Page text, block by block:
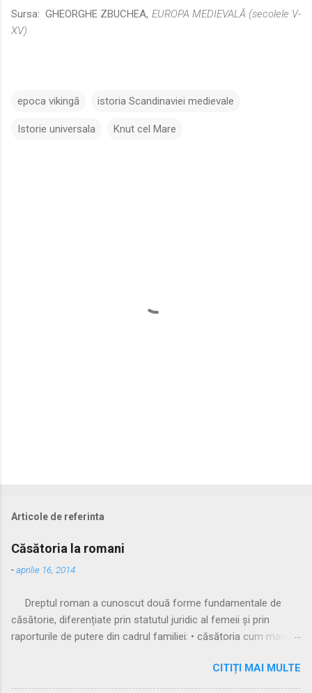
Sursa: GHEORGHE ZBUCHEA, EUROPA MEDIEVALĂ (secolele V-
XV)
epoca vikingă istoria Scandinaviei medievale
Istorie universala Knut cel Mare
Articole de referinta
Căsătoria la romani
-aprilie 16, 2014
Dreptul roman a cunoscut două forme fundamentale de
căsătorie, diferențiate prin statutul juridic al femeii și prin
raporturile de putere din cadrul familiei: • căsătoria cum manus
și practicată a fost căsătoria cu manus, prin care femeia
trecea sub autoritatea soțului, devenind parte a familiei
CITIȚI MAI MULTE